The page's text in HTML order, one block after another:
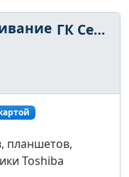
ГК Сервисное Обслуживание
планшетов,
Toshiba